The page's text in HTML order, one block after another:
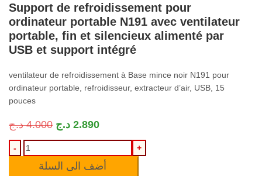
Support de refroidissement pour
ordinateur portable N191 avec ventilateur
portable, fin et silencieux alimenté par
USB et support intégré
ventilateur de refroidissement à Base mince noir N191 pour
ordinateur portable, refroidisseur, extracteur d’air, USB, 15
pouces
4.000 د.ج 2.890 د.ج
أضف الى السلة